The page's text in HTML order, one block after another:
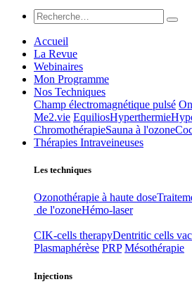
Accueil
La Revue
Webinaires
Mon Programme
Nos Techniques
Champ électromagnétique pulsé
Me2.vie EquiliosHyperthermie
ChromothérapieSauna à l'ozone
Thérapies Intraveineuses
Les techniques
Ozonothérapie à haute dose
de l'ozoneHémo-laser
CIK-cells therapyDentritic cells
Plasmaphérèse PRP Mésothérapie
Injections